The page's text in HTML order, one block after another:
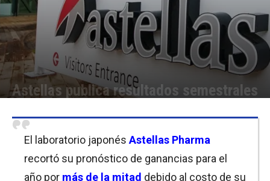
Astellas publica resultados semestrales
El laboratorio japonés Astellas Pharma
recortó su pronóstico de ganancias para el
año por más de la mitad debido al costo de su